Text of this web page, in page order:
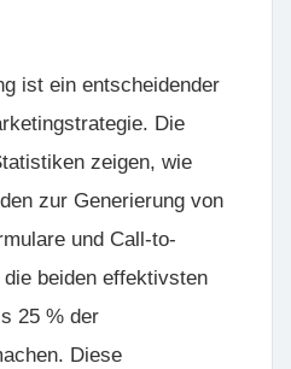
ist ein entscheidender
Die
zeigen, wie
zur Generierung von
und Call-to-
beiden effektivsten
25 % der
Diese